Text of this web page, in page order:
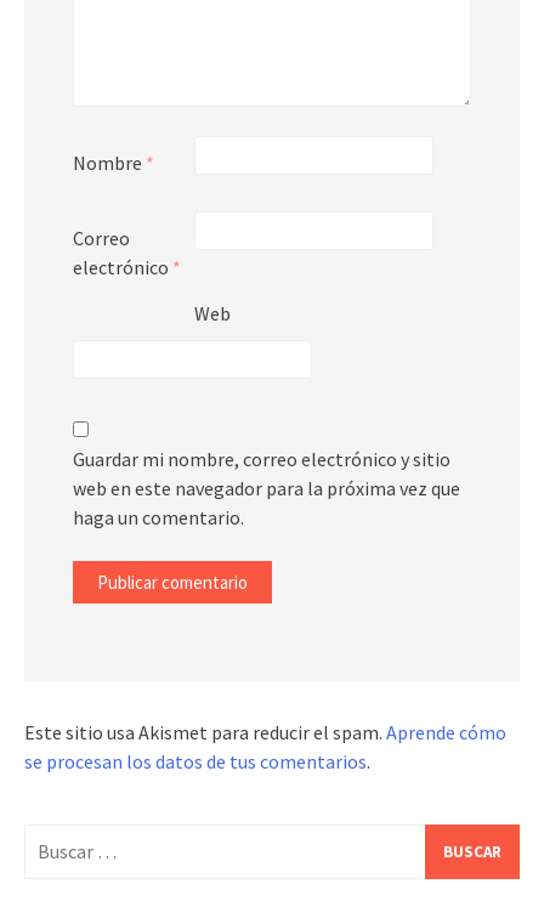
Nombre *
Correo
electrónico *
Web
Guardar mi nombre, correo electrónico y sitio
web en este navegador para la próxima vez que
haga un comentario.
Este sitio usa Akismet para reducir el spam. Aprende cómo
se procesan los datos de tus comentarios.